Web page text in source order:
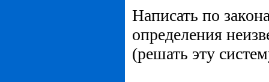
Написать по
определения
(решать эту